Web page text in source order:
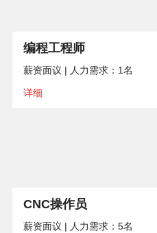
编程工程师
薪资面议 | 人力需求：1名
详细
CNC操作员
薪资面议 | 人力需求：5名